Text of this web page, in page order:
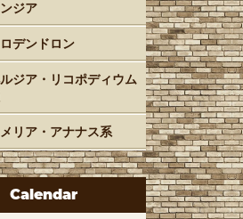
ジア
デンドロン
ジア・リコポディウム
リア・アナナス系
Calendar